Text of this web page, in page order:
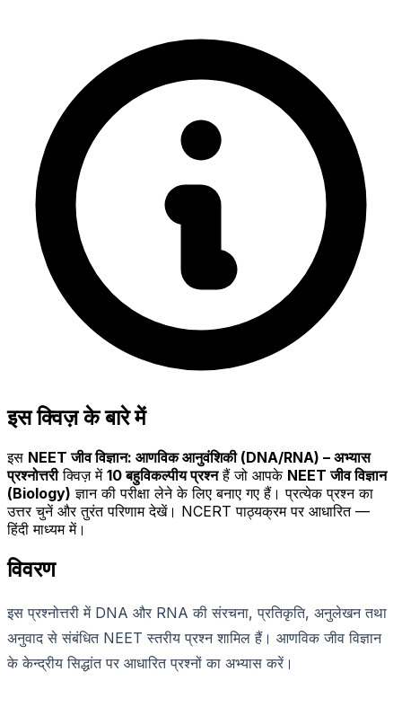
इस क्विज़ के बारे में
इस NEET जीव विज्ञान: आणविक आनुवंशिकी (DNA/RNA) – अभ्यास
प्रश्नोत्तरीक्विज़ में 10बहुविकल्पीय प्रश्नहैं जो आपके NEET जीव विज्ञान
(Biology) ज्ञान की परीक्षा लेने के लिए बनाए गए हैं। प्रत्येक प्रश्न का
उत्तर चुनें और तुरंत परिणाम देखें। NCERT पाठ्यक्रम पर आधारित —
हिंदी माध्यम में।
विवरण
इस प्रश्नोत्तरी में DNA और RNA की संरचना, प्रतिकृति, अनुलेखन तथा
अनुवाद से संबंधित NEET स्तरीय प्रश्न शामिल हैं। आणविक जीव विज्ञान
के केन्द्रीय सिद्धांत पर आधारित प्रश्नों का अभ्यास करें।